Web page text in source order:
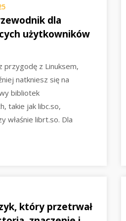
dla
użytkowników
przygodę z Linuksem,
natkniesz się na
bibliotek
takie jak libc.so,
właśnie librt.so. Dla
który przetrwał